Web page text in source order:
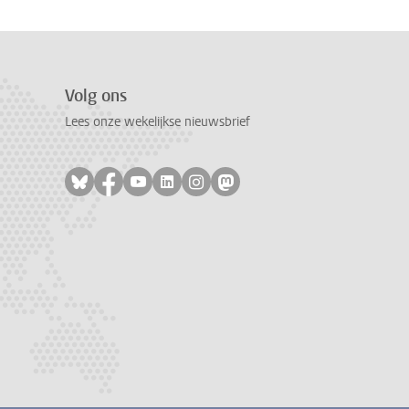
Volg ons
Lees onze wekelijkse nieuwsbrief
Volg ons op bluesky
Volg ons op facebook
Volg ons op youtube
Volg ons op linkedin
Volg ons op instagram
Volg ons op mastodon